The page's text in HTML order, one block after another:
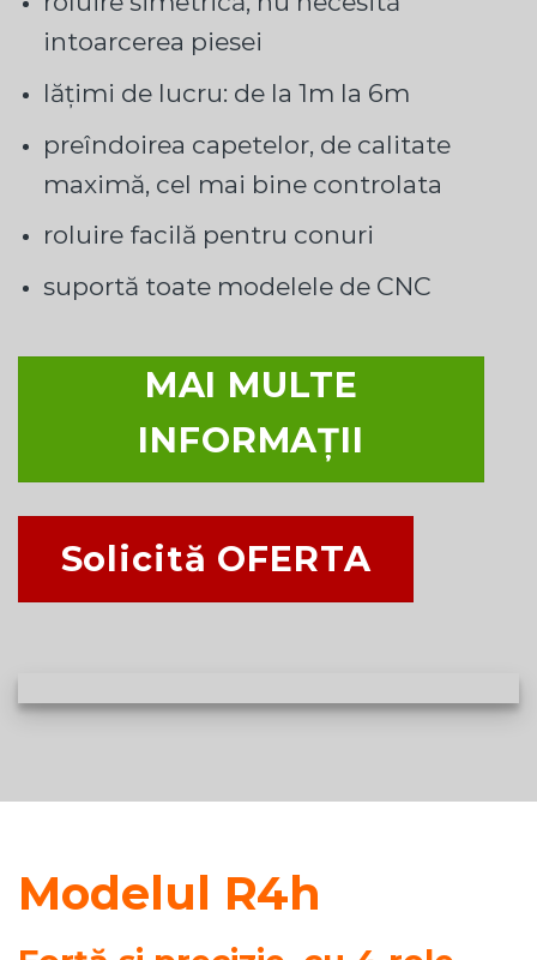
intoarcerea piesei
lățimi de lucru: de la 1m la 6m
preîndoirea capetelor, de calitate
maximă, cel mai bine controlata
roluire facilă pentru conuri
suportă toate modelele de CNC
MAI MULTE
INFORMAȚII
Solicită OFERTA
Modelul R4h